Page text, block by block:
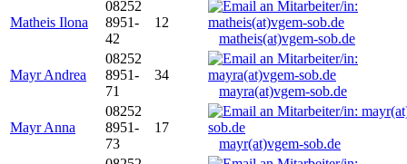
Matheis Ilona
08252
8951-
42
12
matheis(at)vgem-sob.de
Mayr Andrea
08252
8951-
71
34
mayra(at)vgem-sob.de
Mayr Anna
08252
8951-
73
17
mayr(at)vgem-sob.de